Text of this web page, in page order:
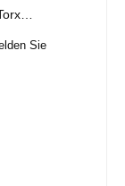
RAIL
einer
Sie